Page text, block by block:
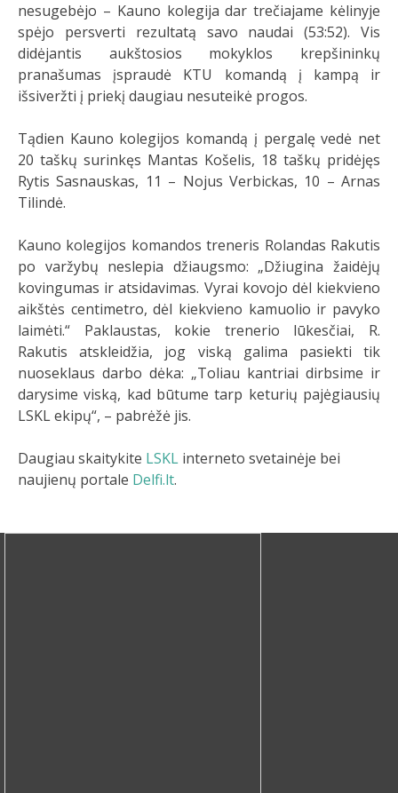
nesugebėjo – Kauno kolegija dar trečiajame kėlinyje
spėjo persverti rezultatą savo naudai (53:52). Vis
didėjantis aukštosios mokyklos krepšininkų
pranašumas įspraudė KTU komandą į kampą ir
išsiveržti į priekį daugiau nesuteikė progos.
Tądien Kauno kolegijos komandą į pergalę vedė net
20 taškų surinkęs Mantas Košelis, 18 taškų pridėjęs
Rytis Sasnauskas, 11 – Nojus Verbickas, 10 – Arnas
Tilindė.
Kauno kolegijos komandos treneris Rolandas Rakutis
po varžybų neslepia džiaugsmo: „Džiugina žaidėjų
kovingumas ir atsidavimas. Vyrai kovojo dėl kiekvieno
aikštės centimetro, dėl kiekvieno kamuolio ir pavyko
laimėti.“ Paklaustas, kokie trenerio lūkesčiai, R.
Rakutis atskleidžia, jog viską galima pasiekti tik
nuoseklaus darbo dėka: „Toliau kantriai dirbsime ir
darysime viską, kad būtume tarp keturių pajėgiausių
LSKL ekipų“, – pabrėžė jis.
Daugiau skaitykite LSKL interneto svetainėje bei
naujienų portale Delfi.lt.